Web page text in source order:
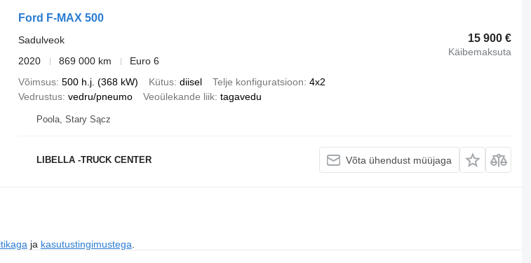
Ford F-MAX 500
15 900 €
Käibemaksuta
Sadulveok
2020
869 000 km
Euro 6
Võimsus 500 h.j. (368 kW) Kütus diisel Telje konfiguratsioon 4x2
Vedrustus vedru/pneumo Veoülekande liik tagavedu
Poola, Stary Sącz
LIBELLA -TRUCK CENTER Võta ühendust müüjaga
ja kasutustingimustega